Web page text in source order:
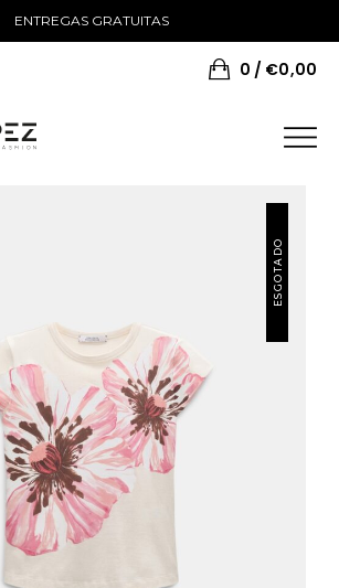
ENTREGAS GRATUITAS
0 €0,00
NOVIDADES
ESGOTADO